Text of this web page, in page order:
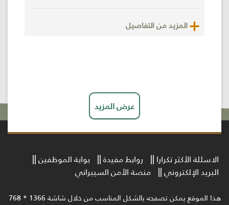
المزيد من التفاصيل
عرض المزيد
الاسئلة الأكثر تكرارا روابط مفيدة
بوابة الموظفين
البريد الإلكتروني
منصة الأمن السيبراني
هذا الموقع يمكن تصفحه بالشكل المناسب من خلال شاشة 1366 * 768